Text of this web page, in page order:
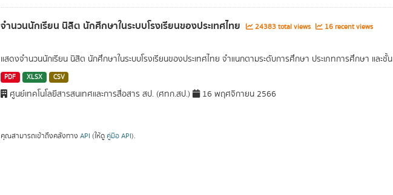
จำนวนนักเรียน นิสิต นักศึกษาในระบบโรงเรียนของประเทศไทย 24383 total views 16 recent views
แสดงจำนวนนักเรียน นิสิต นักศึกษาในระบบโรงเรียนของประเทศไทย จำแนกตามระดับการศึกษา ประเภทการศึกษา และชั้น
PDF XLSX CSV
ศูนย์เทคโนโลยีสารสนเทศและการสื่อสาร สป. (ศทก.สป.) 16 พฤศจิกายน 2566
คุณสามารถเข้าถึงคลังทาง API (ให้ดู คู่มือ API).